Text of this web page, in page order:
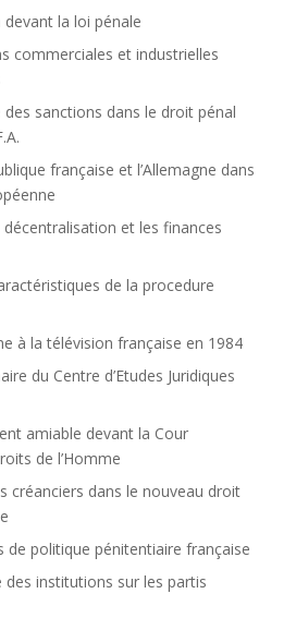
devant la loi pénale
commerciales et industrielles
des sanctions dans le droit pénal
française et l’Allemagne dans
décentralisation et les finances
de la procedure
à la télévision française en 1984
du Centre d’Etudes Juridiques
amiable devant la Cour
de l’Homme
créanciers dans le nouveau droit
de politique pénitentiaire française
des institutions sur les partis